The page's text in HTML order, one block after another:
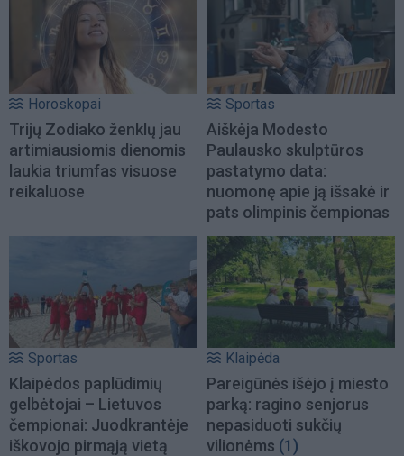
Horoskopai
Trijų Zodiako ženklų jau
artimiausiomis dienomis
laukia triumfas visuose
reikaluose
Sportas
Aiškėja Modesto
Paulausko skulptūros
pastatymo data:
nuomonę apie ją išsakė ir
pats olimpinis čempionas
Sportas
Klaipėdos paplūdimių
gelbėtojai – Lietuvos
čempionai: Juodkrantėje
iškovojo pirmąją vietą
Klaipėda
Pareigūnės išėjo į miesto
parką: ragino senjorus
nepasiduoti sukčių
vilionėms (1)